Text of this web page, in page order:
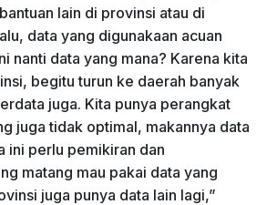
lain di provinsi atau di
data yang digunakaan acuan
nanti data yang mana? Karena kita
begitu turun ke daerah banyak
juga. Kita punya perangkat
juga tidak optimal, makannya data
ini perlu pemikiran dan
matang mau pakai data yang
juga punya data lain lagi,”